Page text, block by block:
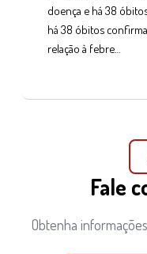
doença e há 38
há 38 óbitos
relação à febre…
Fale
Obtenha